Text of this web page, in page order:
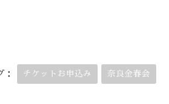
： チケットお申込み 奈良金春会